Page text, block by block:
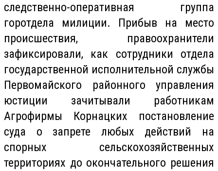
следственно-оперативная группа
горотдела милиции. Прибыв на место
происшествия, правоохранители
зафиксировали, как сотрудники отдела
государственной исполнительной службы
Первомайского районного управления
юстиции зачитывали работникам
Агрофирмы Корнацких постановление
суда о запрете любых действий на
спорных сельскохозяйственных
территориях до окончательного решения